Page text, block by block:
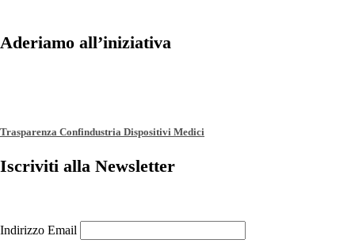
Aderiamo all’iniziativa
Trasparenza Confindustria Dispositivi Medici
Iscriviti alla Newsletter
Indirizzo Email